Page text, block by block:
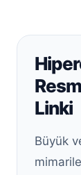
Linki
Büyük